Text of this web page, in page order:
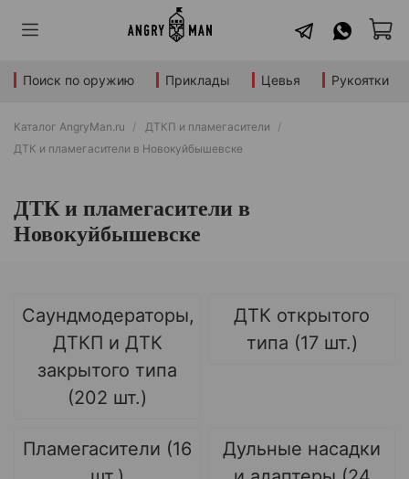
Поиск по оружию Приклады Цевья Рукоятки
Каталог AngryMan.ru
ДТКП и пламегасители
ДТК и пламегасители в Новокуйбышевске
ДТК и пламегасители в
Новокуйбышевске
Саундмодераторы,
ДТКП и ДТК
закрытого типа
(202 шт.)
ДТК открытого
типа (17 шт.)
Пламегасители (16
Дульные насадки